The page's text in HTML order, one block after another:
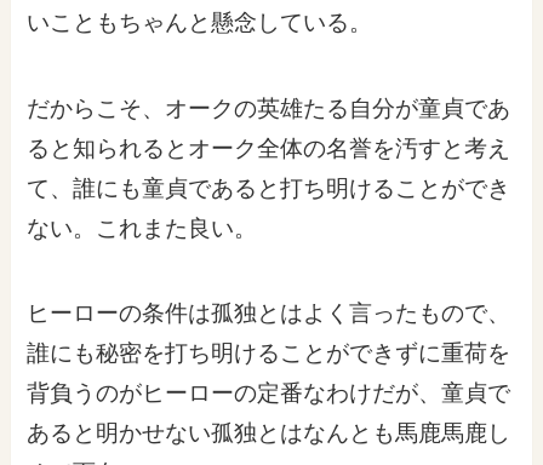
いこともちゃんと懸念している。
だからこそ、オークの英雄たる自分が童貞であ
ると知られるとオーク全体の名誉を汚すと考え
て、誰にも童貞であると打ち明けることができ
ない。これまた良い。
ヒーローの条件は孤独とはよく言ったもので、
誰にも秘密を打ち明けることができずに重荷を
背負うのがヒーローの定番なわけだが、童貞で
あると明かせない孤独とはなんとも馬鹿馬鹿し